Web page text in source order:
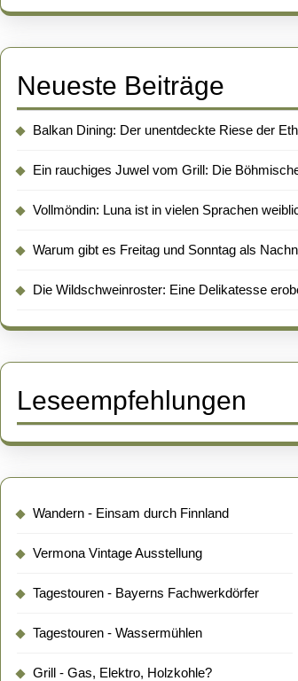
Neueste Beiträge
Balkan Dining: Der unentdeckte Riese der
Ein rauchiges Juwel vom Grill: Die
Vollmöndin: Luna ist in vielen Sprachen
Warum gibt es Freitag und Sonntag als
Die Wildschweinroster: Eine Delikatesse
Leseempfehlungen
Wandern - Einsam durch Finnland
Vermona Vintage Ausstellung
Tagestouren - Bayerns Fachwerkdörfer
Tagestouren - Wassermühlen
Grill - Gas, Elektro, Holzkohle?